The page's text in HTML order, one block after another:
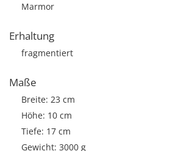
Marmor
Erhaltung
fragmentiert
Maße
Breite: 23 cm
Höhe: 10 cm
Tiefe: 17 cm
Gewicht: 3000 g